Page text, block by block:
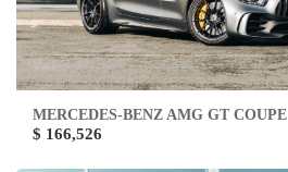
MERCEDES-BENZ AMG GT COUPE
$ 166,526